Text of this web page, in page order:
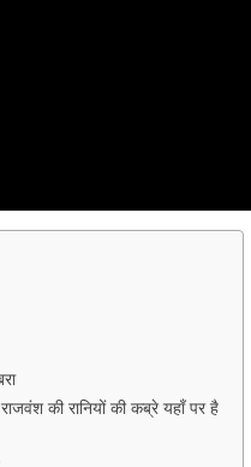
की रानियों की कब्रे यहाँ पर है